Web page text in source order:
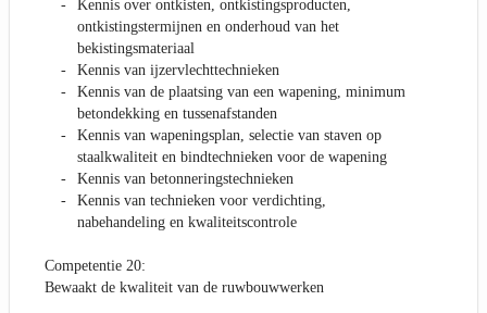
Kennis over ontkisten, ontkistingsproducten,
ontkistingstermijnen en onderhoud van het
bekistingsmateriaal
Kennis van ijzervlechttechnieken
Kennis van de plaatsing van een wapening, minimum
betondekking en tussenafstanden
Kennis van wapeningsplan, selectie van staven op
staalkwaliteit en bindtechnieken voor de wapening
Kennis van betonneringstechnieken
Kennis van technieken voor verdichting,
nabehandeling en kwaliteitscontrole
Competentie 20:
Bewaakt de kwaliteit van de ruwbouwwerken